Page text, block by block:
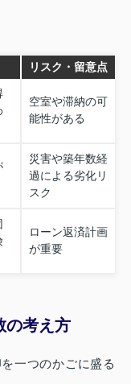
リスク・留意点
空室や滞納の可
能性がある
災害や築年数経
過による劣化リ
スク
ローン返済計画
が重要
の考え方
一つのかごに盛る